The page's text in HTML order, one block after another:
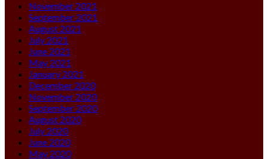
November 2021
September 2021
August 2021
July 2021
June 2021
May 2021
January 2021
December 2020
November 2020
September 2020
August 2020
July 2020
June 2020
May 2020